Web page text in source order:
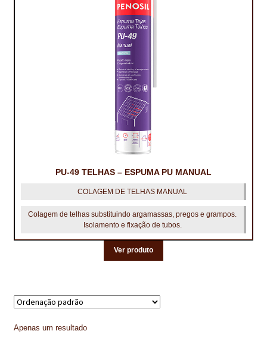
DESCOFRANTES RETARDADORES E DESATIVANTES
DESTAQUES “ESTRELAS DO MERCADO”
EM MANUTENÇÃO PROGRAMADA
FACHADAS VENTILADAS (PANEL SYSTEM)
HOMEPAGE
IMPERMEABILIZAÇÕES
IMPERMEABILIZAÇÃO DE CAVES E FUNDAÇÕES
PU-49 TELHAS – ESPUMA PU MANUAL
COLAGEM DE TELHAS MANUAL
Colagem de telhas substituindo argamassas, pregos e grampos.
Isolamento e fixação de tubos.
Ver produto
Apenas um resultado